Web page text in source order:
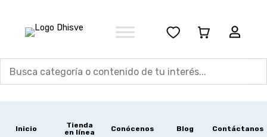
contenido
Inicio
Tienda
en línea
Conócenos Blog Contáctanos